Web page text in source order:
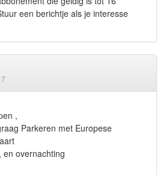
een berichtje als je interesse
,
Parkeren met Europese
en overnachting